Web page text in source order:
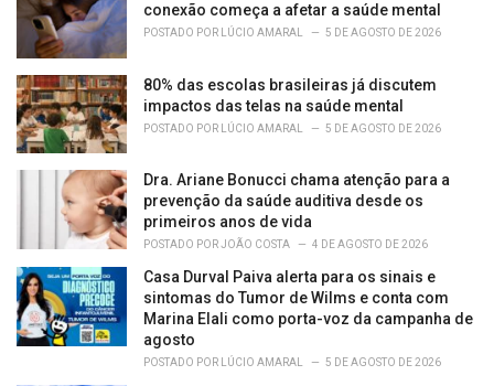
conexão começa a afetar a saúde mental
POSTADO POR LÚCIO AMARAL 5 DE AGOSTO DE 2026
80% das escolas brasileiras já discutem
impactos das telas na saúde mental
POSTADO POR LÚCIO AMARAL 5 DE AGOSTO DE 2026
Dra. Ariane Bonucci chama atenção para a
prevenção da saúde auditiva desde os
primeiros anos de vida
POSTADO PORJOÃO COSTA 4 DE AGOSTO DE 2026
Casa Durval Paiva alerta para os sinais e
sintomas do Tumor de Wilms e conta com
Marina Elali como porta-voz da campanha de
agosto
POSTADO POR LÚCIO AMARAL 5 DE AGOSTO DE 2026